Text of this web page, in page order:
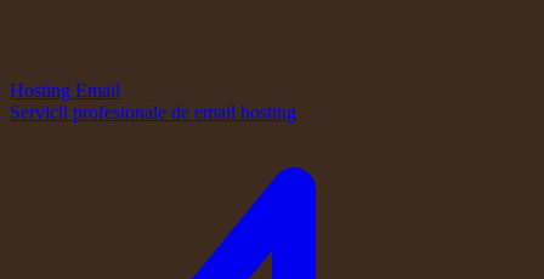
Hosting Email
Servicii profesionale de email hosting